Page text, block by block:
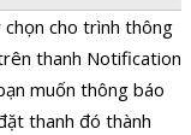
cho trình thông
thanh Notification
muốn thông báo
thanh đó thành